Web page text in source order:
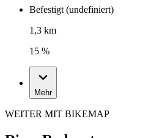
Befestigt (undefiniert)
1,3 km
15 %
Mehr
WEITER MIT BIKEMAP